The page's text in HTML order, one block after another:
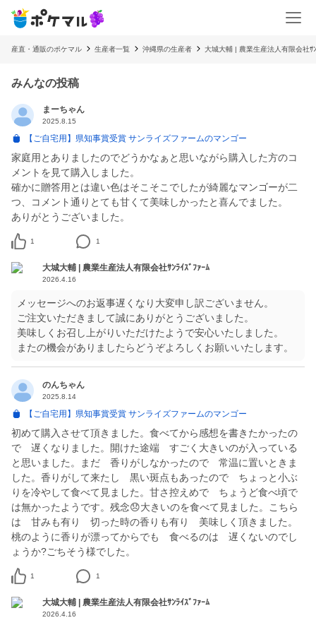
産直・通販のポケマル 生産者一覧 沖縄県の生産者 大城大輔 | 農業生産法人有限会社ｻﾝ
みんなの投稿
まーちゃん
2025.8.15
【ご自宅用】県知事賞受賞 サンライズファームのマンゴー
家庭用とありましたのでどうかなぁと思いながら購入した方のコ
メントを見て購入しました。
確かに贈答用とは違い色はそこそこでしたが綺麗なマンゴーが二
つ、コメント通りとても甘くて美味しかったと喜んでました。
1 1
大城大輔 | 農業生産法人有限会社ｻﾝﾗｲｽﾞﾌｧｰﾑ
2026.4.16
メッセージへのお返事遅くなり大変申し訳ございません。
ご注文いただきまして誠にありがとうございました。
美味しくお召し上がりいただけたようで安心いたしました。
またの機会がありましたらどうぞよろしくお願いいたします。
のんちゃん
2025.8.14
【ご自宅用】県知事賞受賞 サンライズファームのマンゴー
初めて購入させて頂きました。食べてから感想を書きたかったの
で 遅くなりました。開けた途端 すごく大きいのが入っている
と思いました。まだ 香りがしなかったので 常温に置いときま
した。香りがして来たし 黒い斑点もあったので ちょっと小ぶ
りを冷やして食べて見ました。甘さ控えめで ちょうど食べ頃で
は無かったようです。残念😞大きいのを食べて見ました。こちら
は 甘みも有り 切った時の香りも有り 美味しく頂きました。
桃のように香りが漂ってからでも 食べるのは 遅くないのでし
ょうか?ごちそう様でした。
1 1
大城大輔 | 農業生産法人有限会社ｻﾝﾗｲｽﾞﾌｧｰﾑ
2026.4.16